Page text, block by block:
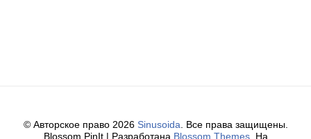
© Авторское право 2026 Sinusoida. Все права защищены.
Blossom PinIt | Разработана Blossom Themes. На